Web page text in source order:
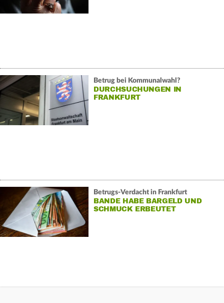
Betrug bei Kommunalwahl?
DURCHSUCHUNGEN IN
FRANKFURT
Betrugs-Verdacht in Frankfurt
BANDE HABE BARGELD UND
SCHMUCK ERBEUTET